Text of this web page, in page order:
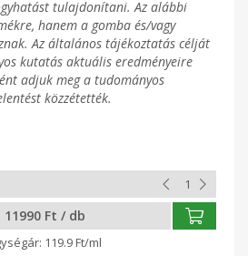
tulajdonítani. Az alábbi
hanem a gomba és/vagy
Az általános tájékoztatás célját
kutatás aktuális eredményeire
adjuk meg a tudományos
közzétették.
11990 Ft / db
119.9 Ft/ml